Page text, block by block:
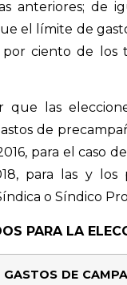
anteriores; de
el límite de
ciento de los
que las
de
para el caso
para las y los
o Síndico
PARA LA
GASTOSDE